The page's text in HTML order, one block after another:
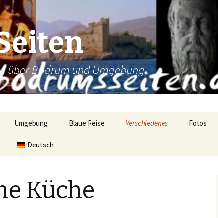
über Bodrum und Umgebung.
Didyma – das Antike
Umgebung
Güvercinlik
Milas
Blaue Reise Verschiedenes Fotos
Deutsch
Küche